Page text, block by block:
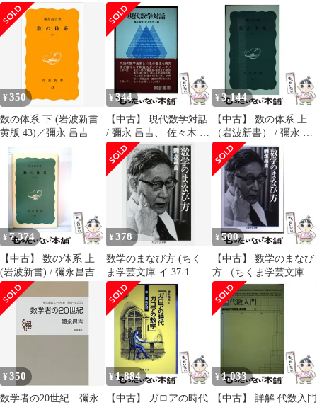
／彌永 昌吉、赤 攝也
¥350
数の体系 下 (岩波新書
黄版 43)／彌永 昌吉
¥344
【中古】 現代数学対話
/ 彌永 昌吉、 佐々木 力
/ 朝倉書店
¥ 3,144
【中古】 数の体系 上
（岩波新書） / 彌永 昌
吉 / 岩波書店
¥ 7,374
【中古】 数の体系 上
(岩波新書) / 彌永昌吉 /
岩波書店
¥378
数学のまなび方 (ちく
ま学芸文庫 イ 37-1
Math&Science)
¥ 500
【中古】 数学のまなび
方 （ちくま学芸文庫）
/ 彌永 昌吉 / 筑摩書房
¥350
数学者の20世紀―彌永
¥ 1,884
【中古】 ガロアの時代
¥1,033
【中古】 詳解 代数入門